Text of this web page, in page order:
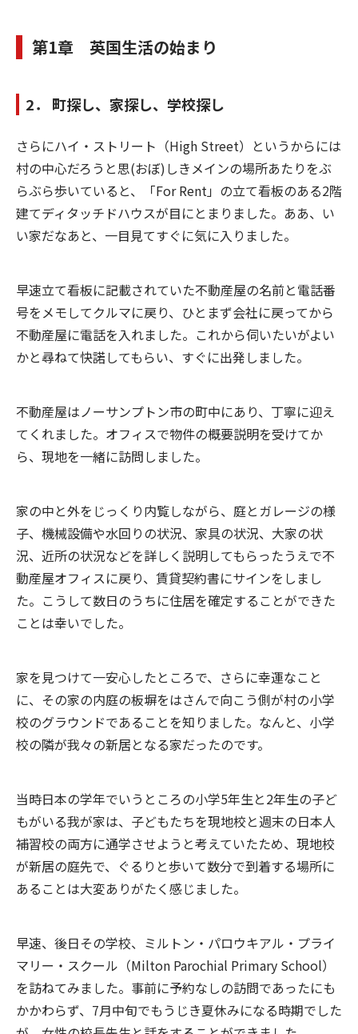
第1章 英国生活の始まり
2． 町探し、家探し、学校探し
さらにハイ・ストリート（High Street）というからには
村の中心だろうと思(おぼ)しきメインの場所あたりをぶ
らぶら歩いていると、「For Rent」の立て看板のある2階
建てディタッチドハウスが目にとまりました。ああ、い
い家だなあと、一目見てすぐに気に入りました。
早速立て看板に記載されていた不動産屋の名前と電話番
号をメモしてクルマに戻り、ひとまず会社に戻ってから
不動産屋に電話を入れました。これから伺いたいがよい
かと尋ねて快諾してもらい、すぐに出発しました。
不動産屋はノーサンプトン市の町中にあり、丁寧に迎え
てくれました。オフィスで物件の概要説明を受けてか
ら、現地を一緒に訪問しました。
家の中と外をじっくり内覧しながら、庭とガレージの様
子、機械設備や水回りの状況、家具の状況、大家の状
況、近所の状況などを詳しく説明してもらったうえで不
動産屋オフィスに戻り、賃貸契約書にサインをしまし
た。こうして数日のうちに住居を確定することができた
ことは幸いでした。
家を見つけて一安心したところで、さらに幸運なこと
に、その家の内庭の板塀をはさんで向こう側が村の小学
校のグラウンドであることを知りました。なんと、小学
校の隣が我々の新居となる家だったのです。
当時日本の学年でいうところの小学5年生と2年生の子ど
もがいる我が家は、子どもたちを現地校と週末の日本人
補習校の両方に通学させようと考えていたため、現地校
が新居の庭先で、ぐるりと歩いて数分で到着する場所に
あることは大変ありがたく感じました。
早速、後日その学校、ミルトン・パロウキアル・プライ
マリー・スクール（Milton Parochial Primary School）
を訪ねてみました。事前に予約なしの訪問であったにも
かかわらず、7月中旬でもうじき夏休みになる時期でした